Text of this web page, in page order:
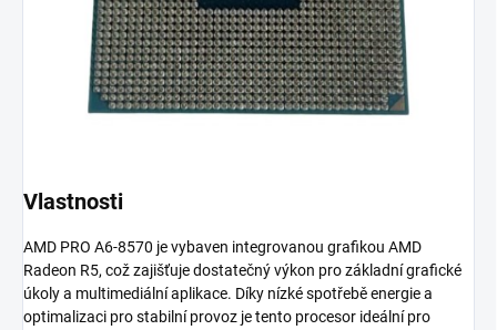
Vlastnosti
AMD PRO A6-8570 je vybaven integrovanou grafikou AMD
Radeon R5, což zajišťuje dostatečný výkon pro základní grafické
úkoly a multimediální aplikace. Díky nízké spotřebě energie a
optimalizaci pro stabilní provoz je tento procesor ideální pro